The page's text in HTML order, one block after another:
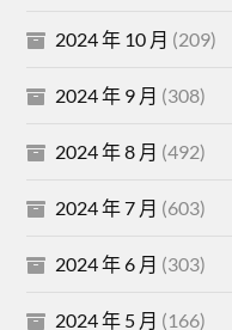
2024 年 10 月 (209)
2024 年 9 月 (308)
2024 年 8 月 (492)
2024 年 7 月 (603)
2024 年 6 月 (303)
2024 年 5 月 (166)